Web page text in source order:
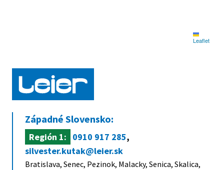
Leaflet
Západné Slovensko:
Región 1: 0910 917 285,
silvester.kutak@leier.sk
Bratislava, Senec, Pezinok, Malacky, Senica, Skalica,